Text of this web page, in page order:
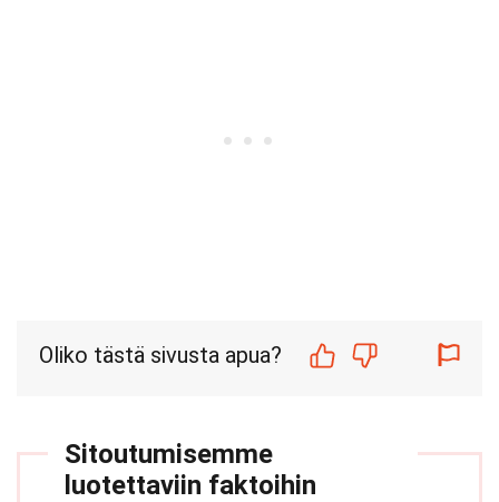
Oliko tästä sivusta apua?
Sitoutumisemme
luotettaviin faktoihin